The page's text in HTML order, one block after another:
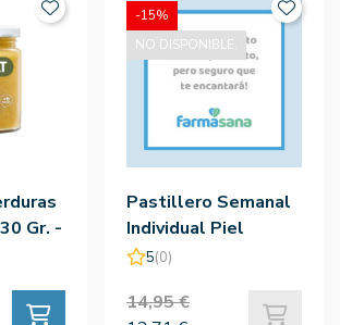
Gr. -
Pastillero Semanal
Individual Piel
5(0)
14,95 €
-15%
NO DISPONIBLE.